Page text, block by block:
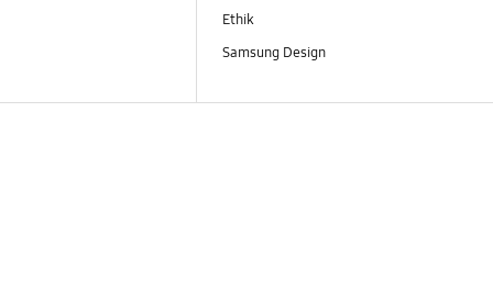
Ethik
Samsung Design